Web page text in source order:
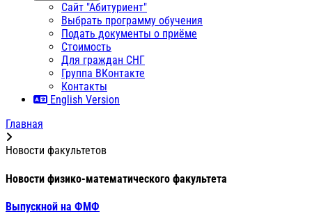
Сайт "Абитуриент"
Выбрать программу обучения
Подать документы о приёме
Стоимость
Для граждан СНГ
Группа ВКонтакте
Контакты
English Version
Главная
Новости факультетов
Новости физико-математического факультета
Выпускной на ФМФ